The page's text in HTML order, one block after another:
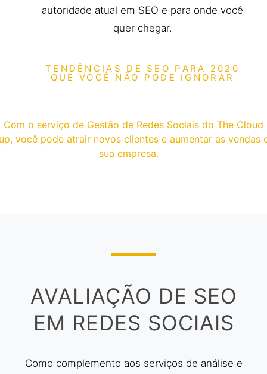
autoridade atual em SEO e para onde você
quer chegar.
TENDÊNCIAS DE SEO PARA 2020
QUE VOCÊ NÃO PODE IGNORAR
AVALIAÇÃO DE SEO
EM REDES SOCIAIS
Como complemento aos serviços de análise e